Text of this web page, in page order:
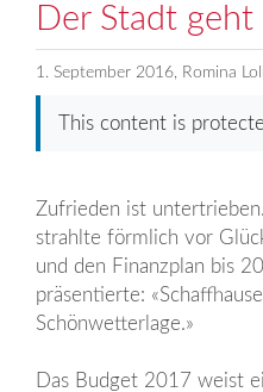
Der Stadt
1. September 2016, Romina
This content is
Zufrieden ist
strahlte förmlich vor
und den Finanzplan bis
präsentierte:
Schönwetterlage.»
Das Budget 2017 weist